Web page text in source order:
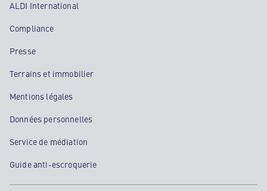
ALDI International
Compliance
Presse
Terrains et immobilier
Mentions légales
Données personnelles
Service de médiation
Guide anti-escroquerie